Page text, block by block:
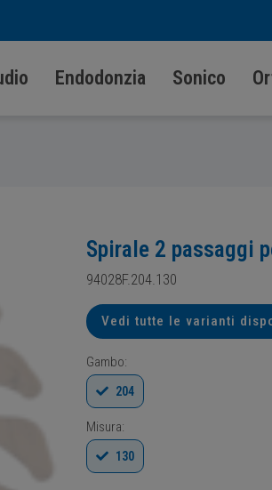
Endodonzia Sonico
Spirale 2 passaggi
94028F.204.130
Vedi tutte le varianti
Gambo:
204
Misura:
130